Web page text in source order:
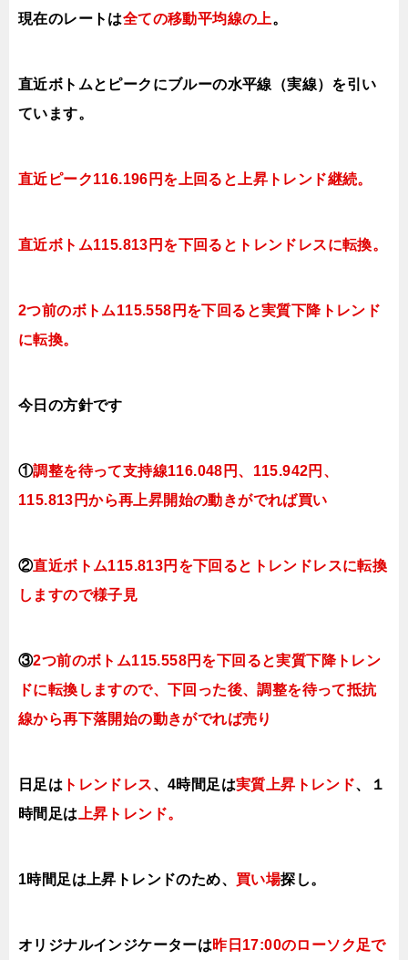
現在のレートは全ての移動平均線の上。
直近ボトムとピークにブルーの水平線（実線）を引い
ています。
直近ピーク116.196円を上回ると上昇 トレンド継続。
直近ボトム115.813円を下回ると トレンドレスに転換。
2つ前のボトム115.558円を下回ると実質下降トレンド
に転換。
今日 の方針です
①調整を待って支持線116.048円、115.942円、
115.813円から再上昇開始の動きがでれば買い
②直近ボトム115.813円を下回るとトレンドレスに転換
しますので様子見
③2つ前のボトム115.558円を下回ると実質下降トレン
ドに転換しますので、下回った後、調整を待って抵抗
線から再下落開始の動きがでれば売り
日足は トレンドレス、4時間足は実質上昇トレンド、１
時間足は 上昇トレンド。
1時間足は上昇 トレンドのため、 買い場探し。
オリジナルインジケーターは昨日17:00のローソク足で